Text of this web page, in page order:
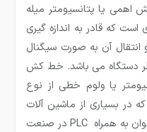
اهمی یا پتانسیومتر میله
که قادر به اندازه گیری
آن به صورت سیگنال
دستگاه می باشد. خط کش
یا ولوم خطی از نوع
در بسیاری از ماشین آلات
کاربرد دارند و از این خط کش می توان به همراه PLC در صنعت